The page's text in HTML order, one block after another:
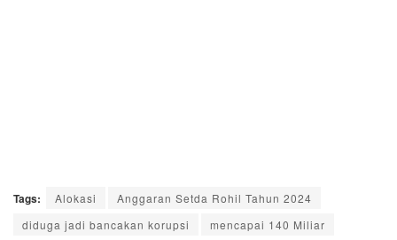
Tags: Alokasi
Anggaran Setda Rohil Tahun 2024
diduga jadi bancakan korupsi
mencapai 140 Miliar